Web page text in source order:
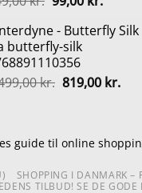
pris
var:
149,00 kr..
pris
- Butterfly Silk
butterfly-silk
kr. Den
1.499,00 kr..
819,00 kr.Den
guide til online
SHOPPING I DANMARK –
TILBUD! SE DE GODE